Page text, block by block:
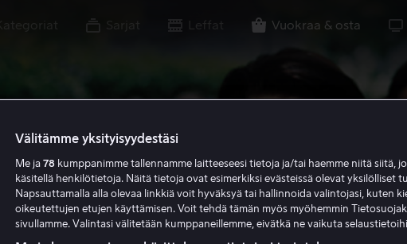
Kategoriat Sarjat Leffat Vuokraa & osta
Välitämme yksityisyydestäsi
Me ja 78 kumppanimme tallennamme laitteeseesi tietoja ja/tai haemme niitä siitä,
käsitellä henkilötietoja. Näitä tietoja ovat esimerkiksi evästeissä olevat yksilölliset
Napsauttamalla alla olevaa linkkiä voit hyväksyä tai hallinnoida valintojasi, kuten
oikeutettujen etujen käyttämisen. Voit tehdä tämän myös myöhemmin
sivullamme. Valintasi välitetään kumppaneillemme, eivätkä ne vaikuta